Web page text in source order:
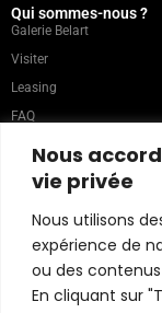
Nous
vie privée
Nous utilisons
expérience de
ou des
En cliquant sur
Qui sommes-nous ?
Galerie Belart
Visiter
Leasing
FAQ
Catégories populaires
Technique mixte
Peinture
Abstrait
Portrait